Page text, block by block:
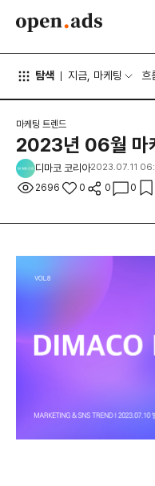
탐색 지금, 마케팅 흐
마케팅 트렌드
2023년 06월 마
디마코 코리아2023.07.11
2696 0 0 0